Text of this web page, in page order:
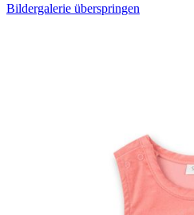
Bildergalerie überspringen